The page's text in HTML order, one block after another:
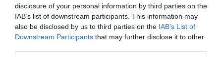
disclosure of your personal information by third parties on the
IAB’s list of downstream participants. This information may
also be disclosed by us to third parties on the IAB’s List of
Downstream Participants that may further disclose it to other
DERNIERS COMMENTAIRES